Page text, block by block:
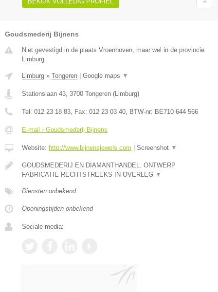
Goudsmederij Bijnens
Niet gevestigd in de plaats Vroenhoven, maar wel in de provincie
Limburg.
Limburg » Tongeren Google maps ▼
Stationslaan 43, 3700 Tongeren (Limburg)
Tel: 012 23 18 83, Fax: 012 23 03 40, BTW-nr: BE710 644 566
E-mail › Goudsmederij Bijnens
Website: http://www.bijnensjewels.com Screenshot ▼
GOUDSMEDERIJ EN DIAMANTHANDEL. ONTWERP
FABRICATIE RECHTSTREEKS IN OVERLEG ▼
Diensten onbekend
Openingstijden onbekend
Sociale media: